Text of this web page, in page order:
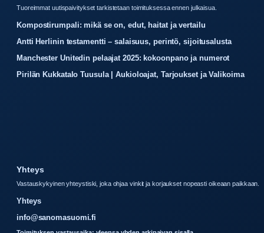
Tuoreimmat uutispaivitykset tarkistetaan toimituksessa ennen julkaisua.
Kompostirumpali: mikä se on, edut, haitat ja vertailu
Antti Herlinin testamentti – salaisuus, perintö, sijoitusalusta
Manchester Unitedin pelaajat 2025: kokoonpano ja numerot
Pirilän Kukkatalo Tuusula | Aukioloajat, Tarjoukset ja Valikoima
Yhteys
Vastauskykyinen yhteystiski, joka ohjaa vinkit ja korjaukset nopeasti oikeaan paikkaan.
Yhteys
info@sanomasuomi.fi